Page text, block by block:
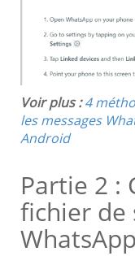
Voir plus : 4
les messages
Android
Partie 2 :
fichier de
WhatsApp